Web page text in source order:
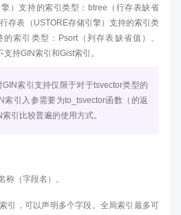
）支持的索引类型：btree（行存表缺省
存表（USTORE存储引擎）支持的索引类
索引类型：Psort（列存表缺省值）、
持GIN索引和Gist索引。
GIN索引支持仅限于对于tsvector类型的
索引入参需要为to_tsvector函数（的返
引比较普遍的使用方式。
称（字段名）。
引，可以声明多个字段。全局索引最多可